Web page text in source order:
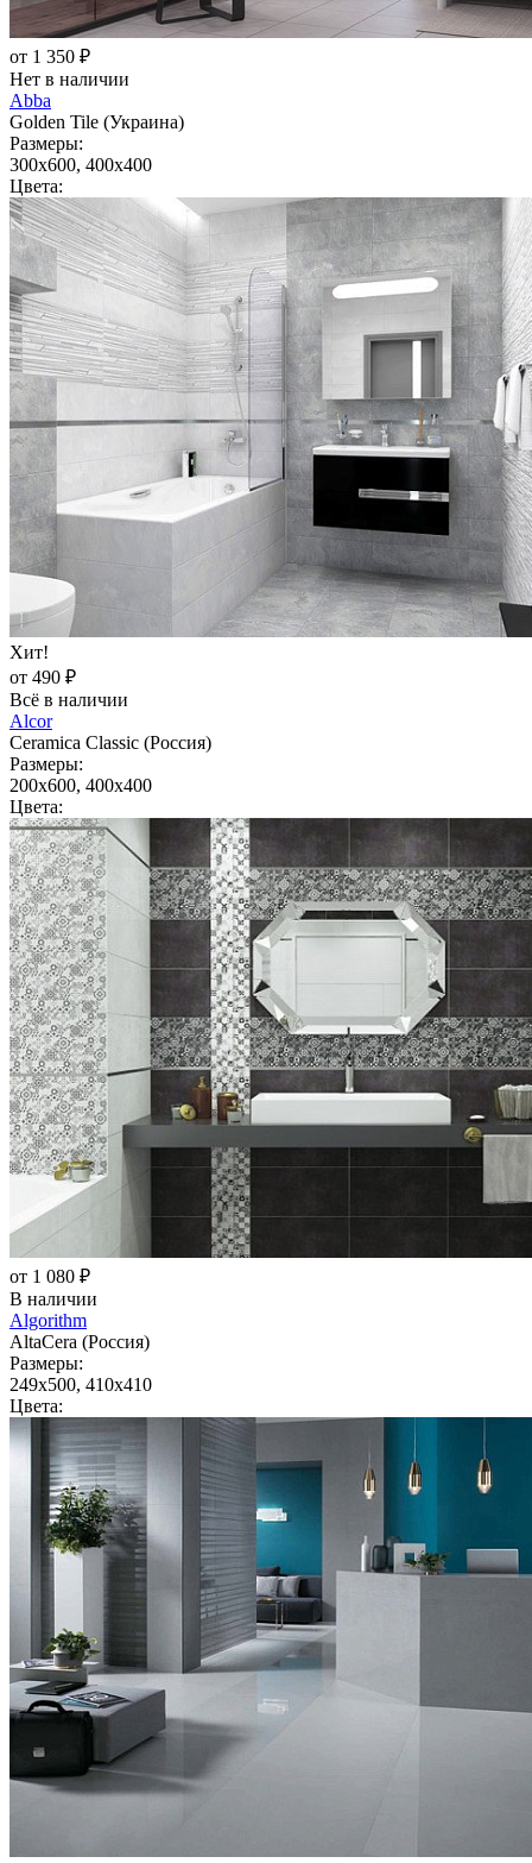
от 1 350 ₽
Нет в наличии
Abba
Golden Tile (Украина)
Размеры:
300x600, 400x400
Цвета:
Хит!
от 490 ₽
Всё в наличии
Alcor
Ceramica Classic (Россия)
Размеры:
200x600, 400x400
Цвета:
от 1 080 ₽
В наличии
Algorithm
AltaCera (Россия)
Размеры:
249x500, 410x410
Цвета: